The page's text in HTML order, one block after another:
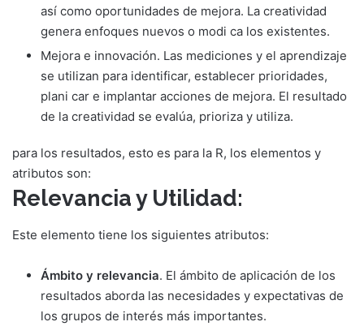
así como oportunidades de mejora. La creatividad
genera enfoques nuevos o modi ca los existentes.
Mejora e innovación. Las mediciones y el aprendizaje
se utilizan para identificar, establecer prioridades,
plani car e implantar acciones de mejora. El resultado
de la creatividad se evalúa, prioriza y utiliza.
para los resultados, esto es para la R, los elementos y
atributos son:
Relevancia y Utilidad:
Este elemento tiene los siguientes atributos:
Ámbito y relevancia. El ámbito de aplicación de los
resultados aborda las necesidades y expectativas de
los grupos de interés más importantes.